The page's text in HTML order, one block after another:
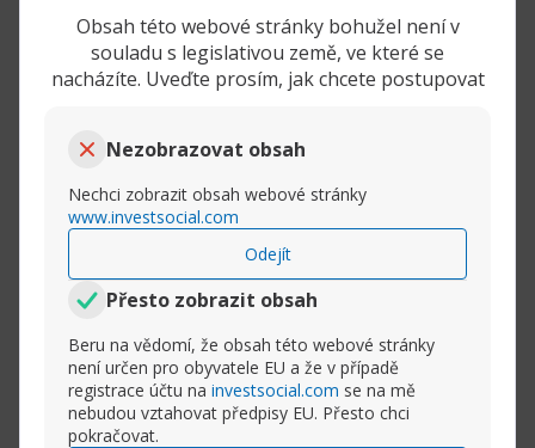
Obsah této webové stránky bohužel není v
souladu s legislativou země, ve které se
nacházíte. Uveďte prosím, jak chcete postupovat
Nezobrazovat obsah
Nechci zobrazit obsah webové stránky
www.investsocial.com
Odejít
Přesto zobrazit obsah
Beru na vědomí, že obsah této webové stránky
není určen pro obyvatele EU a že v případě
registrace účtu na investsocial.com se na mě
nebudou vztahovat předpisy EU. Přesto chci
pokračovat.
29-04-2025,
07:13 AM
ÚTERÝ 29.4. 2025 - US indexy - Jak to bylo a co nás čeká
Pullback
ÚTERÝ 29.4. 2025